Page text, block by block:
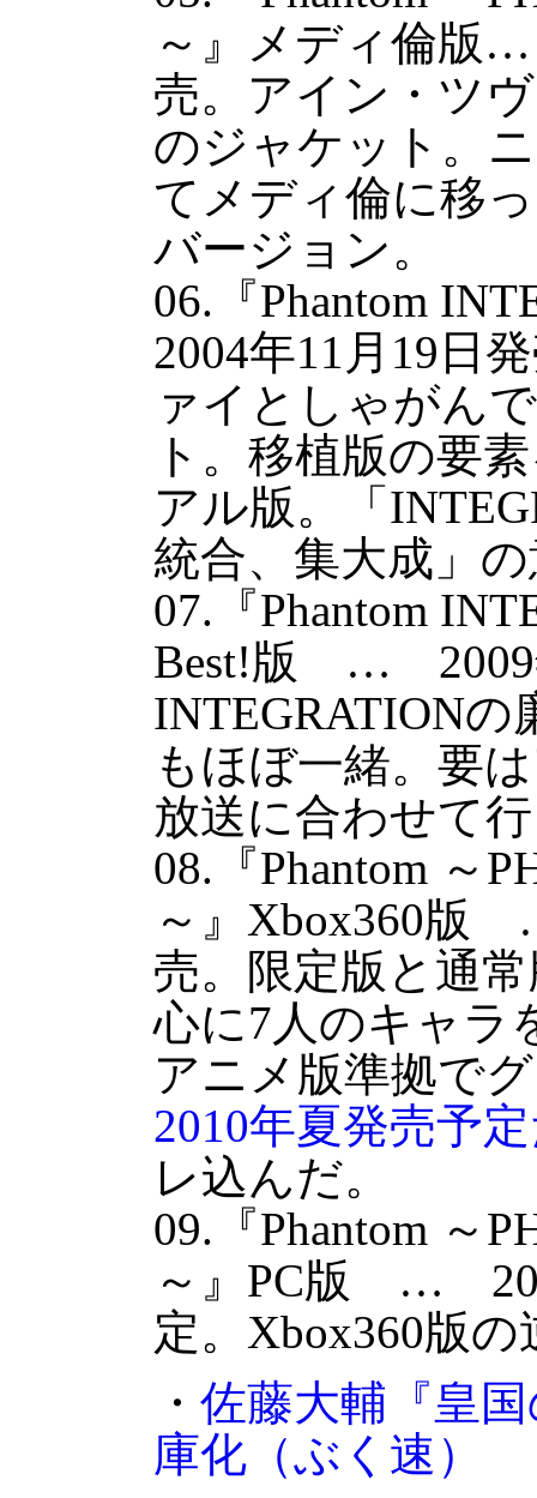
～』メディ倫版
売。アイン・ツ
のジャケット。
てメディ倫に移
バージョン。
06.『Phantom
2004年11月19日
ァイとしゃがん
ト。移植版の要
アル版。「
統合、集大成」
07.『Phantom
Best!版 … 2009
INTEGRATION
もほぼ一緒。要
放送に合わせて
08.『Phantom ～
～』Xbox360版
売。限定版と通
心に7人のキャラ
アニメ版準拠で
2010年夏発売予
レ込んだ。
09.『Phantom ～
～』PC版 …
定。Xbox360版
・ 佐藤大輔『皇
庫化 （ぶく速）